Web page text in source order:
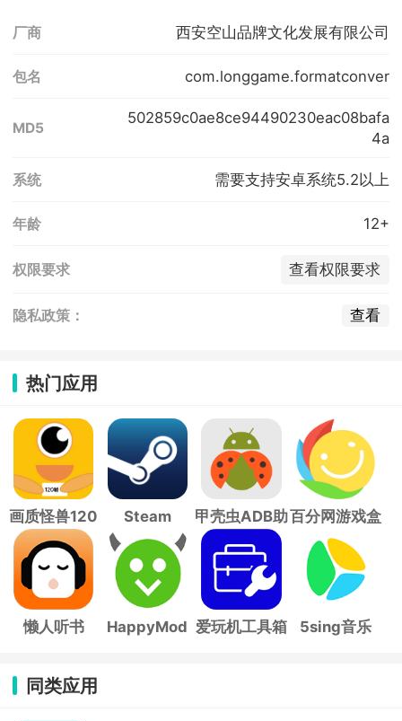
厂商 西安空山品牌文化发展有限公司
包名 com.longgame.formatconver
MD5
502859c0ae8ce94490230eac08bafa
4a
系统 需要支持安卓系统5.2以上
年龄 12+
权限要求 查看权限要求
隐私政策： 查看
热门应用
画质怪兽120
帧
Steam
甲壳虫ADB助
手
百分网游戏盒
子
懒人听书 HappyMod 爱玩机工具箱 5sing音乐
同类应用